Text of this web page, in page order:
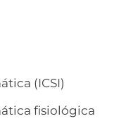
(ICSI)
fisiológica